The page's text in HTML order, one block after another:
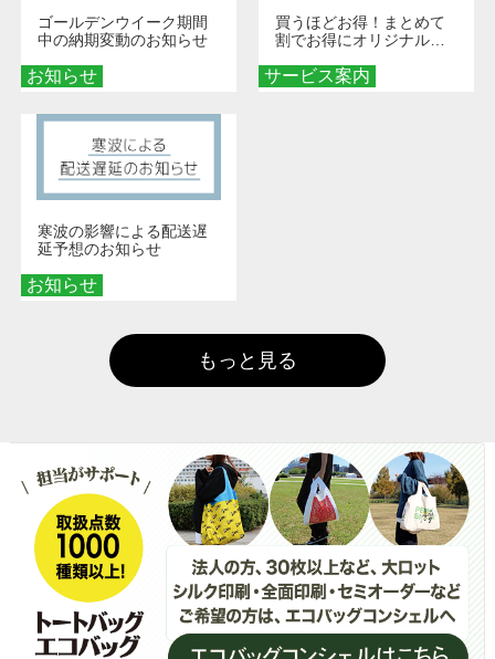
お知らせ
ゴールデンウイーク期間
中の納期変動のお知らせ
サービス案内
買うほどお得！まとめて
割でお得にオリジナルグ
お知らせ
寒波の影響による配送遅
延予想のお知らせ
もっと見る